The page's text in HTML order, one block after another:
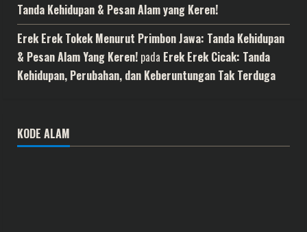
Tanda Kehidupan & Pesan Alam yang Keren!
Erek Erek Tokek Menurut Primbon Jawa: Tanda Kehidupan
& Pesan Alam Yang Keren! pada Erek Erek Cicak: Tanda
Kehidupan, Perubahan, dan Keberuntungan Tak Terduga
KODE ALAM